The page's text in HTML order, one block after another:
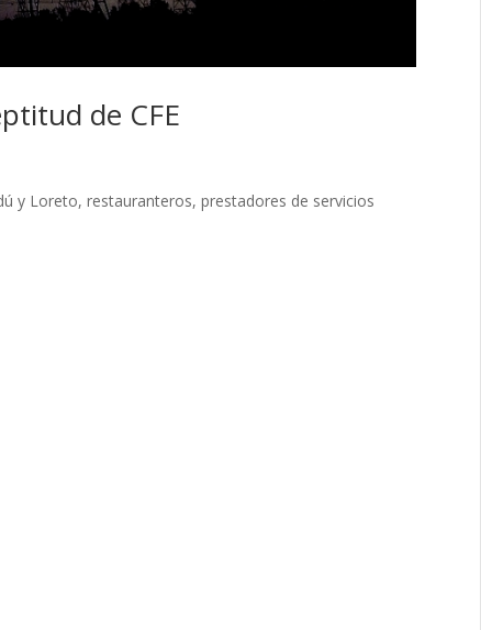
de CFE
y Loreto, restauranteros, prestadores de servicios